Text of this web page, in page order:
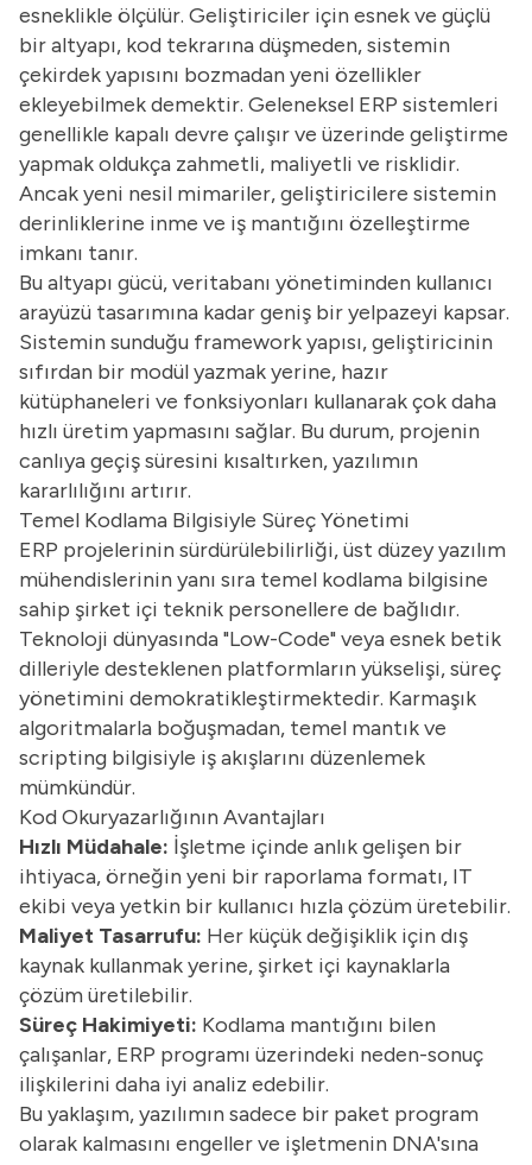
esneklikle ölçülür. Geliştiriciler için esnek ve güçlü
bir altyapı, kod tekrarına düşmeden, sistemin
çekirdek yapısını bozmadan yeni özellikler
ekleyebilmek demektir. Geleneksel ERP sistemleri
genellikle kapalı devre çalışır ve üzerinde geliştirme
yapmak oldukça zahmetli, maliyetli ve risklidir.
Ancak yeni nesil mimariler, geliştiricilere sistemin
derinliklerine inme ve iş mantığını özelleştirme
imkanı tanır.
Bu altyapı gücü, veritabanı yönetiminden kullanıcı
arayüzü tasarımına kadar geniş bir yelpazeyi kapsar.
Sistemin sunduğu framework yapısı, geliştiricinin
sıfırdan bir modül yazmak yerine, hazır
kütüphaneleri ve fonksiyonları kullanarak çok daha
hızlı üretim yapmasını sağlar. Bu durum, projenin
canlıya geçiş süresini kısaltırken, yazılımın
kararlılığını artırır.
Temel Kodlama Bilgisiyle Süreç Yönetimi
ERP projelerinin sürdürülebilirliği, üst düzey yazılım
mühendislerinin yanı sıra temel kodlama bilgisine
sahip şirket içi teknik personellere de bağlıdır.
Teknoloji dünyasında "Low-Code" veya esnek betik
dilleriyle desteklenen platformların yükselişi, süreç
yönetimini demokratikleştirmektedir. Karmaşık
algoritmalarla boğuşmadan, temel mantık ve
scripting bilgisiyle iş akışlarını düzenlemek
mümkündür.
Kod Okuryazarlığının Avantajları
Hızlı Müdahale: İşletme içinde anlık gelişen bir
ihtiyaca, örneğin yeni bir raporlama formatı, IT
ekibi veya yetkin bir kullanıcı hızla çözüm üretebilir.
Maliyet Tasarrufu: Her küçük değişiklik için dış
kaynak kullanmak yerine, şirket içi kaynaklarla
çözüm üretilebilir.
Süreç Hakimiyeti: Kodlama mantığını bilen
çalışanlar, ERP programı üzerindeki neden-sonuç
ilişkilerini daha iyi analiz edebilir.
Bu yaklaşım, yazılımın sadece bir paket program
olarak kalmasını engeller ve işletmenin DNA'sına